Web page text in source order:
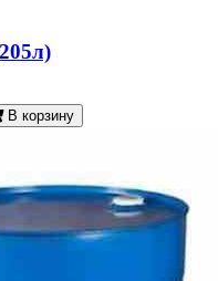
В корзину